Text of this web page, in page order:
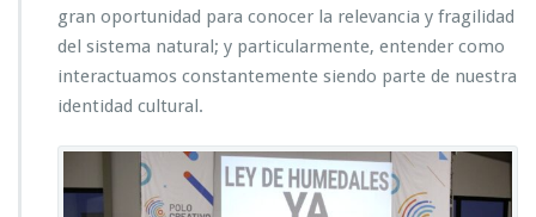
gran oportunidad para conocer la relevancia y fragilidad
del sistema natural; y particularmente, entender como
interactuamos constantemente siendo parte de nuestra
identidad cultural.